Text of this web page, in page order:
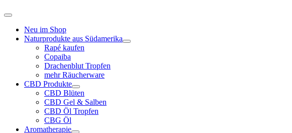
Neu im Shop
Naturprodukte aus Südamerika
Rapé kaufen
Copaiba
Drachenblut Tropfen
mehr Räucherware
CBD Produkte
CBD Blüten
CBD Gel & Salben
CBD Öl Tropfen
CBG Öl
Aromatherapie